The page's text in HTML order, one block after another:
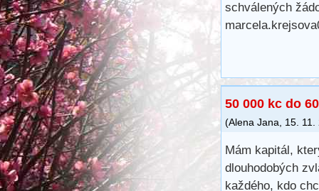
schválených
50 000 kc do
(Alena Jana 15. 11.
Mám kapitál,
dlouhodobých
každého, kdo